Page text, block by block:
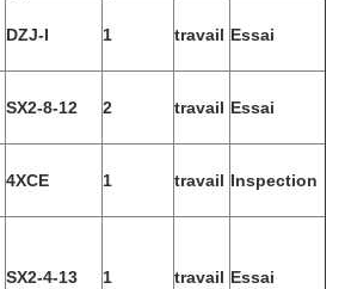
DZJ-I 1 travail Essai
SX2-8-12 2 travail Essai
4XCE 1 travail Inspection
SX2-4-13 1 travail Essai